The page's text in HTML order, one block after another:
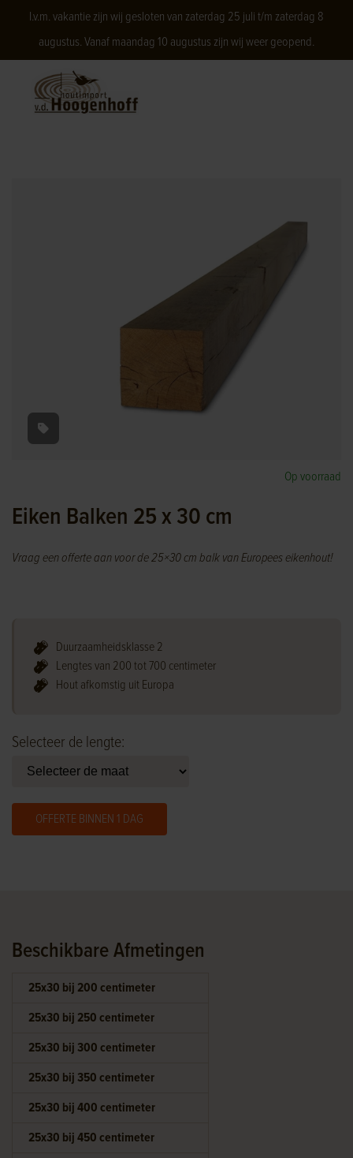
I.v.m. vakantie zijn wij gesloten van zaterdag 25 juli t/m zaterdag 8
augustus. Vanaf maandag 10 augustus zijn wij weer geopend.
Op voorraad
Eiken Balken 25 x 30 cm
Vraag een offerte aan voor de 25×30 cm balk van Europees eikenhout!
Duurzaamheidsklasse 2
Lengtes van 200 tot 700 centimeter
Hout afkomstig uit Europa
Selecteer de lengte:
OFFERTE BINNEN 1 DAG
Beschikbare Afmetingen
25x30 bij 200 centimeter
25x30 bij 250 centimeter
25x30 bij 300 centimeter
25x30 bij 350 centimeter
25x30 bij 400 centimeter
25x30 bij 450 centimeter